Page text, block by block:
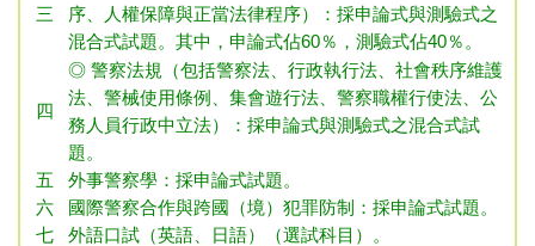
三
序、人權保障與正當法律程序）：採申論式與測驗式之
混合式試題。 其中，申論式佔60％，測驗式佔40％。
四
◎ 警察法規（包括警察法、行政執行法、社會秩序維護
法、警械使用條例、集會遊行法、警察職權行使法、公
務人員行政中立法）：採申論式與測驗式之混合式試
題。
五
外事警察學 ：採申論式試題。
六
國際警察合作與跨國（境）犯罪防制：採申論式試題。
七
外語口試（英語、日語）（選試科目）。